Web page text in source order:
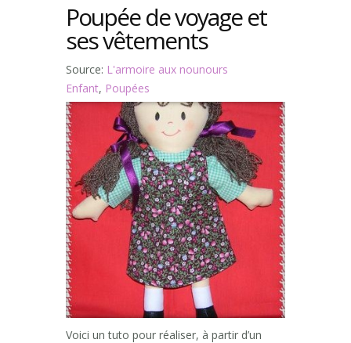
Poupée de voyage et
ses vêtements
Source: L'armoire aux nounours
Enfant, Poupées
Voici un tuto pour réaliser, à partir d’un